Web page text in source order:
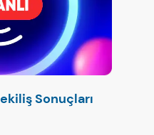
Sonuçları